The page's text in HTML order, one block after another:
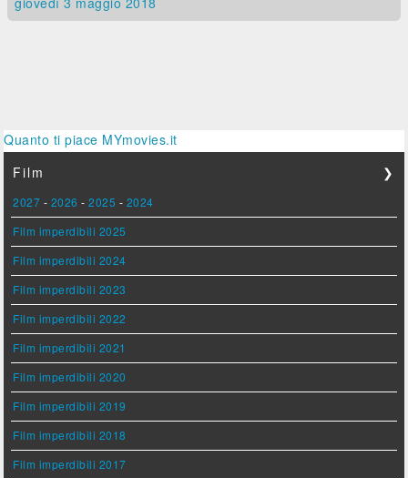
Quanto ti piace MYmovies.it
Film
❯
2027 - 2026 -2025 - 2024
Film imperdibili 2025
Film imperdibili 2024
Film imperdibili 2023
Film imperdibili 2022
Film imperdibili 2021
Film imperdibili 2020
Film imperdibili 2019
Film imperdibili 2018
Film imperdibili 2017